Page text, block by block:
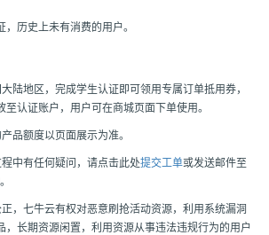
历史上未有消费的用户。
陆地区，完成学生认证即可领用专属订单抵用券，
认证账户，用户可在商城页面下单使用。
品额度以页面展示为准。
中有任何疑问，请点击此处提交工单或发送邮件至
，七牛云有权对恶意刷抢活动资源，利用系统漏洞
，长期资源闲置，利用资源从事违法违规行为的用户